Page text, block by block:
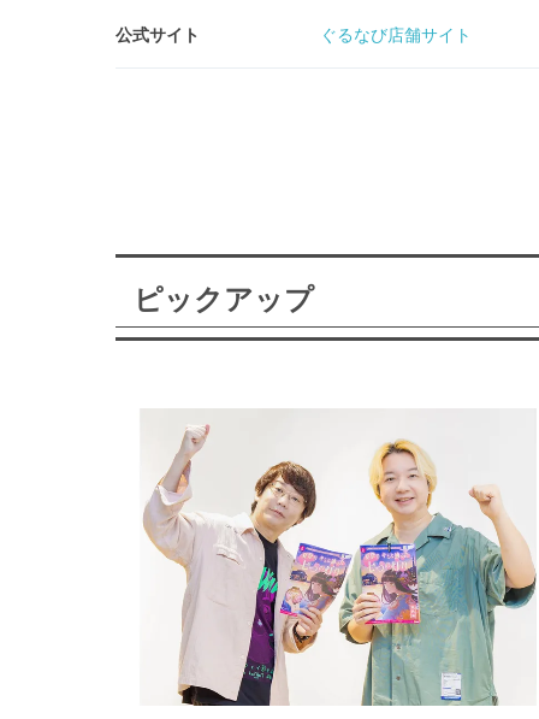
公式サイト ぐるなび店舗サイト
ピックアップ